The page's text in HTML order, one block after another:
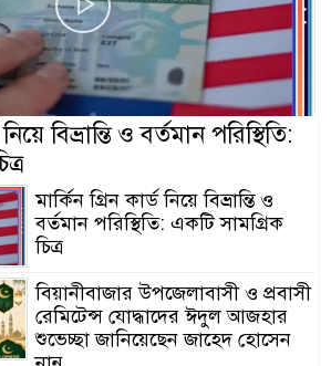
বিভ্রান্তি ও বর্তমান পরিস্থিতি:
মার্কিন গ্রিন কার্ড নিয়ে বিভ্রান্তি ও
বর্তমান পরিস্থিতি: একটি সামগ্রিক
চিত্র
বিয়ানীবাজার উপজেলাবাসী ও প্রবাসী
রেমিটেন্স যোদ্ধাদের ঈদুল আজহার
শুভেচ্ছা জানিয়েছেন জাহেদ হোসেন